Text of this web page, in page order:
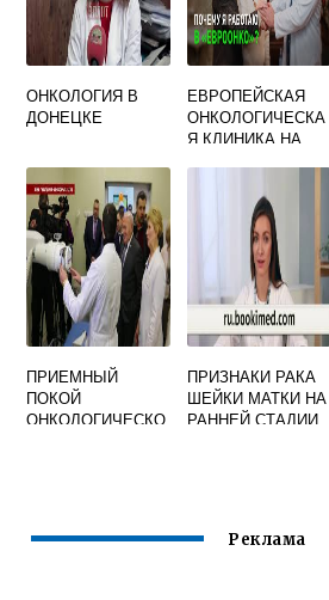
ОНКОЛОГИЯ В
ДОНЕЦКЕ
ЕВРОПЕЙСКАЯ
ОНКОЛОГИЧЕСКА
Я КЛИНИКА НА
ПРИЕМНЫЙ
ПОКОЙ
ОНКОЛОГИЧЕСКО
ПРИЗНАКИ РАКА
ШЕЙКИ МАТКИ НА
РАННЕЙ СТАДИИ
Реклама